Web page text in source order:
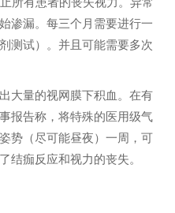
渗漏。每三个月需要进行一
测试）。并且可能需要多次
大量的视网膜下积血。在有
报告称，将特殊的医用级气
势（尽可能昼夜）一周，可
结痂反应和视力的丧失。